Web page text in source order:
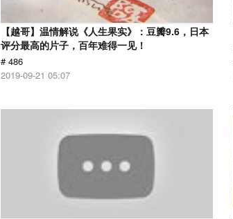
【越哥】温情解说《人生果实》：豆瓣9.6，日本
评分最高的片子，百年难得一见！
# 486
2019-09-21 05:07